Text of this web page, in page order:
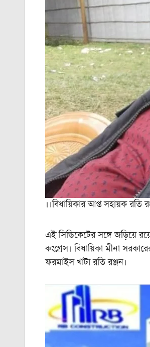
।।বিধায়িকার আপ্ত সহায়ক রতি
এই সিন্ডিকেটের সঙ্গে জড়িয়ে
কংগ্রেস। বিধায়িকা মীনা
ফরমাইস খাটা রতি রঞ্জন।